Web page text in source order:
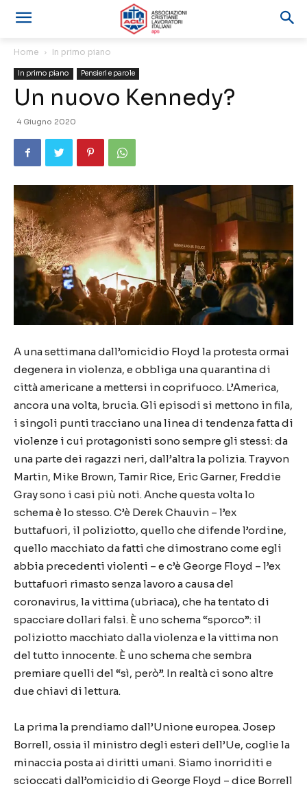
Home In primo piano
In primo piano Pensieri e parole
Un nuovo Kennedy?
4 Giugno 2020
A una settimana dall’omicidio Floyd la protesta ormai
degenera in violenza, e obbliga una quarantina di
città americane a mettersi in coprifuoco. L’America,
ancora una volta, brucia. Gli episodi si mettono in fila,
i singoli punti tracciano una linea di tendenza fatta di
violenze i cui protagonisti sono sempre gli stessi: da
una parte dei ragazzi neri, dall’altra la polizia. Trayvon
Martin, Mike Brown, Tamir Rice, Eric Garner, Freddie
Gray sono i casi più noti. Anche questa volta lo
schema è lo stesso. C’è Derek Chauvin – l’ex
buttafuori, il poliziotto, quello che difende l’ordine,
quello macchiato da fatti che dimostrano come egli
abbia precedenti violenti – e c’è George Floyd – l’ex
buttafuori rimasto senza lavoro a causa del
coronavirus, la vittima (ubriaca), che ha tentato di
spacciare dollari falsi. È uno schema “sporco”: il
poliziotto macchiato dalla violenza e la vittima non
del tutto innocente. È uno schema che sembra
premiare quelli del “sì, però”. In realtà ci sono altre
due chiavi di lettura.
La prima la prendiamo dall’Unione europea. Josep
Borrell, ossia il ministro degli esteri dell’Ue, coglie la
minaccia posta ai diritti umani. Siamo inorriditi e
scioccati dall’omicidio di George Floyd – dice Borrell